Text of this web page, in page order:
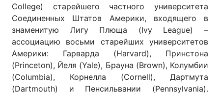
College) старейшего частного университета
Соединенных Штатов Америки, входящего в
знаменитую Лигу Плюща (Ivy League) –
ассоциацию восьми старейших университетов
Америки: Гарварда (Harvard), Принстона
(Princeton), Йеля (Yale), Брауна (Brown), Колумбии
(Columbia), Корнелла (Cornell), Дартмута
(Dartmouth) и Пенсильвании (Pennsylvania).